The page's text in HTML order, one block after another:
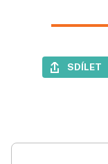
SDÍLET